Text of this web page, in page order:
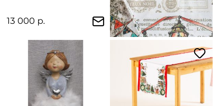
13 000 р.